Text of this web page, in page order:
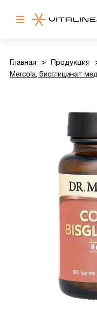
Главная > Продукция
Mercola, бисглицинат